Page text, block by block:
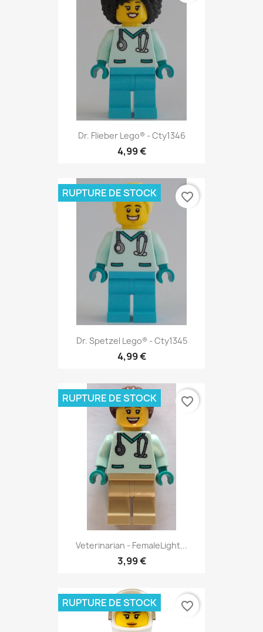
Dr. Flieber Lego® - Cty1346
4,99 €
Dr. Spetzel Lego® - Cty1345
4,99 €
RUPTURE DE STOCK favorite_border
Veterinarian - FemaleLight...
3,99 €
RUPTURE DE STOCK favorite_border
RUPTURE DE STOCK favorite_border